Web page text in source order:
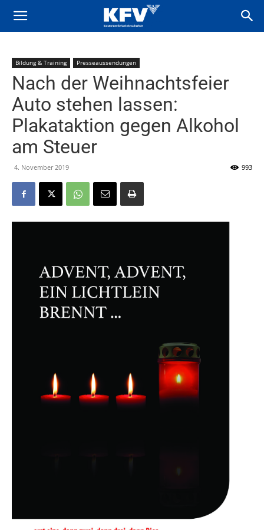
Bildung & Training Presseaussendungen
Nach der Weihnachtsfeier
Auto stehen lassen:
Plakataktion gegen Alkohol
am Steuer
4. November 2019 993